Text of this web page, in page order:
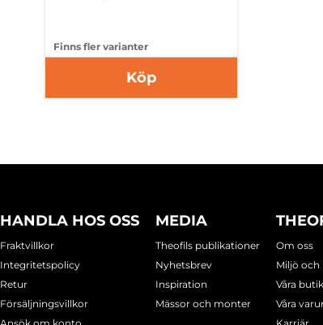
Finns fler varianter
Köp
HANDLA HOS OSS
Fraktvillkor
Integritetspolicy
Retur
Försäljningsvillkor
MEDIA
Theofils publikationer
Nyhetsbrev
Inspiration
Mässor och monter
Om oss
Miljö och
Våra
Våra